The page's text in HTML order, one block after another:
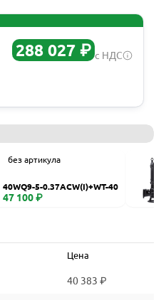
288 027 ₽ с НДС
без артикула
40WQ9-5-0.37ACW(I)+WT-40
47 100 ₽
Цена
40 383 ₽